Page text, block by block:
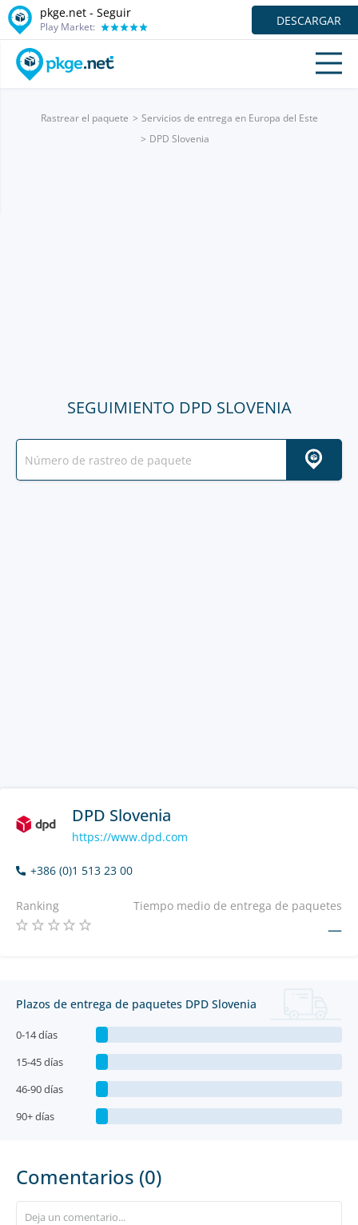
pkge.net - Seguir
Play Market: DESCARGAR
Rastrear el paquete
Servicios de entrega en Europa del Este
DPD Slovenia
SEGUIMIENTO DPD SLOVENIA
DPD Slovenia
https://www.dpd.com
+386 (0)1 513 23 00
Ranking Tiempo medio de entrega de paquetes
—
Plazos de entrega de paquetes DPD Slovenia
0-14 días
15-45 días
46-90 días
90+ días
Comentarios (0)